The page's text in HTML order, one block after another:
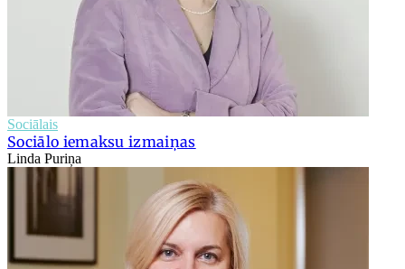
Sociālais
Sociālo iemaksu izmaiņas
Linda Puriņa